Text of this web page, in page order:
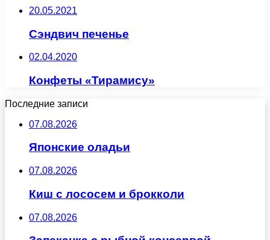
20.05.2021
Сэндвич печенье
02.04.2020
Конфеты «Тирамису»
Последние записи
07.08.2026
Японские оладьи
07.08.2026
Киш с лососем и брокколи
07.08.2026